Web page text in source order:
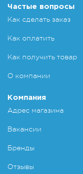
Частые вопросы
Как сделать заказ
Как оплатить
Как получить товар
О компании
Компания
Адрес магазина
Вакансии
Бренды
Отзывы